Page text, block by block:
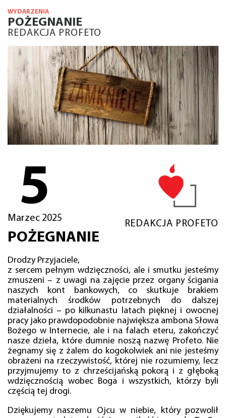
WYDARZENIA
POŻEGNANIE
REDAKCJA PROFETO
5
Marzec 2025
REDAKCJA PROFETO
POŻEGNANIE
Drodzy Przyjaciele,
z sercem pełnym wdzięczności, ale i smutku jesteśmy
zmuszeni – z uwagi na zajęcie przez organy ścigania
naszych kont bankowych, co skutkuje brakiem
materialnych środków potrzebnych do dalszej
działalności – po kilkunastu latach pięknej i owocnej
pracy jako prawdopodobnie największa ambona Słowa
Bożego w Internecie, ale i na falach eteru, zakończyć
nasze dzieła, które dumnie noszą nazwę Profeto. Nie
żegnamy się z żalem do kogokolwiek ani nie jesteśmy
obrażeni na rzeczywistość, której nie rozumiemy, lecz
przyjmujemy to z chrześcijańską pokorą i z głęboką
wdzięcznością wobec Boga i wszystkich, którzy byli
częścią tej drogi.
Dziękujemy naszemu Ojcu w niebie, który pozwolił